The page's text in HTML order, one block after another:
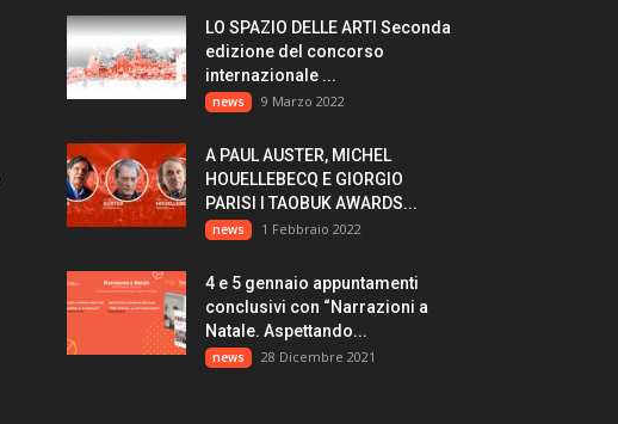
LO SPAZIO DELLE ARTI Seconda
edizione del concorso
internazionale ...
news 9 Marzo 2022
A PAUL AUSTER, MICHEL
HOUELLEBECQ E GIORGIO
PARISI I TAOBUK AWARDS...
news 1 Febbraio 2022
4 e 5 gennaio appuntamenti
conclusivi con “Narrazioni a
Natale. Aspettando...
news 28 Dicembre 2021